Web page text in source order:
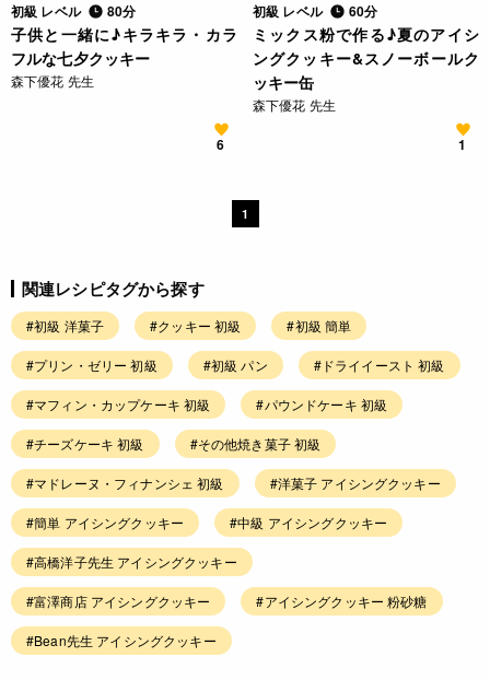
初級 レベル 80分
子供と一緒に♪キラキラ・カラ
フルな七夕クッキー
森下優花 先生
6
初級 レベル 60分
ミックス粉で作る♪夏のアイシ
ングクッキー&スノーボールク
ッキー缶
森下優花 先生
1
1
関連レシピタグから探す
#初級 洋菓子 #クッキー 初級 #初級 簡単
#プリン・ゼリー 初級 #初級 パン #ドライイースト 初級
#マフィン・カップケーキ 初級 #パウンドケーキ 初級
#チーズケーキ 初級 #その他焼き菓子 初級
#マドレーヌ・フィナンシェ 初級 #洋菓子 アイシングクッキー
#簡単 アイシングクッキー #中級 アイシングクッキー
#高橋洋子先生 アイシングクッキー
#富澤商店 アイシングクッキー #アイシングクッキー 粉砂糖
#Bean先生 アイシングクッキー